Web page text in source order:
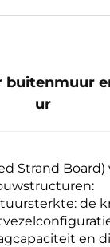
buitenmuur
ur
Strand Board)
de
en